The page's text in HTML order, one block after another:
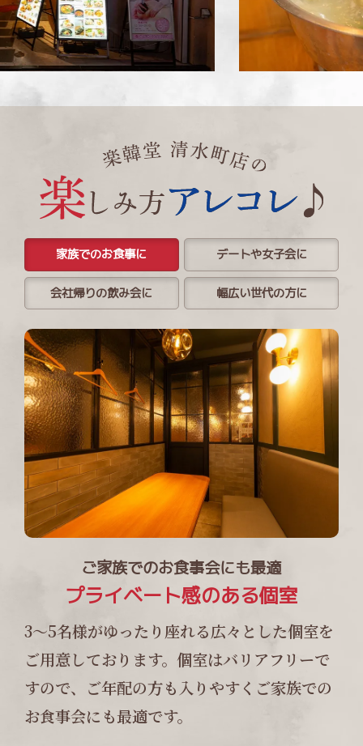
家族でのお食事に デートや女子会に
会社帰りの飲み会に 幅広い世代の方に
ご家族でのお食事会にも最適
プライベート感のある個室
3～5名様がゆったり座れる広々とした個室を
ご用意しております。個室はバリアフリーで
すので、ご年配の方も入りやすくご家族での
お食事会にも最適です。